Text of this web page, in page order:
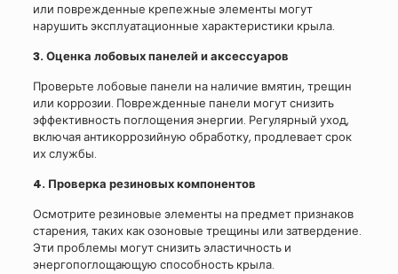
или поврежденные крепежные элементы могут
нарушить эксплуатационные характеристики крыла.
3. Оценка лобовых панелей и аксессуаров
Проверьте лобовые панели на наличие вмятин, трещин
или коррозии. Поврежденные панели могут снизить
эффективность поглощения энергии. Регулярный уход,
включая антикоррозийную обработку, продлевает срок
их службы.
4. Проверка резиновых компонентов
Осмотрите резиновые элементы на предмет признаков
старения, таких как озоновые трещины или затвердение.
Эти проблемы могут снизить эластичность и
энергопоглощающую способность крыла.